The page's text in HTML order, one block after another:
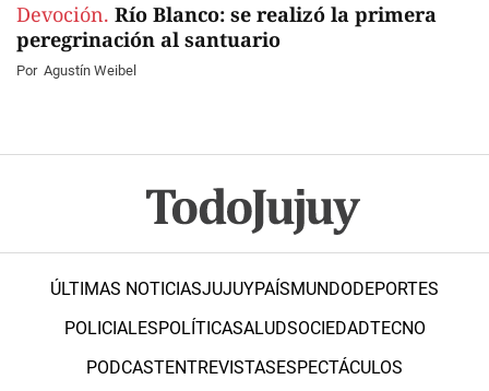
Devoción. Río Blanco: se realizó la primera
peregrinación al santuario
Por Agustín Weibel
ÚLTIMAS NOTICIASJUJUYPAÍSMUNDODEPORTES
POLICIALESPOLÍTICASALUDSOCIEDADTECNO
PODCASTENTREVISTASESPECTÁCULOS